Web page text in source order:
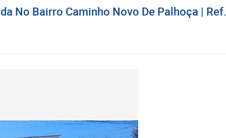
No Bairro Caminho Novo De Palhoça |